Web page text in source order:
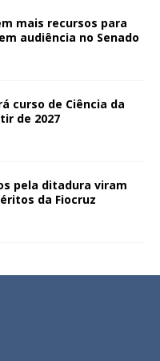
mais recursos para
audiência no Senado
curso de Ciência da
de 2027
pela ditadura viram
da Fiocruz